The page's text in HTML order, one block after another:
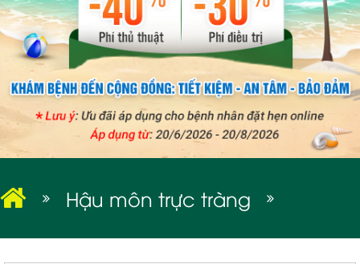
Hậu môn trực tràng